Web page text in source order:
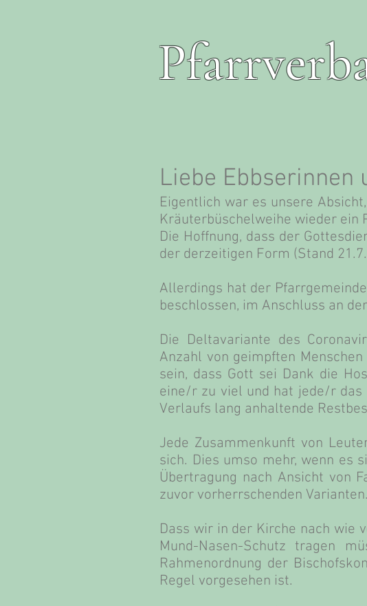
Liebe Ebbserinnen
Eigentlich war es unsere
Kräuterbüschelweihe wieder ein
Die Hoffnung, dass der
der derzeitigen Form (Stand
Allerdings hat der
beschlossen, im Anschluss an
Die Deltavariante des
Anzahl von geimpften
sein, dass Gott sei Dank die
eine/r zu viel und hat jede/r
Verlaufs lang anhaltende
Jede Zusammenkunft von
sich. Dies umso mehr, wenn es
Übertragung nach Ansicht von
zuvor vorherrschenden Varianten.
Dass wir in der Kirche nach wie
Mund-Nasen-Schutz tragen
Rahmenordnung der
Regel vorgesehen ist.